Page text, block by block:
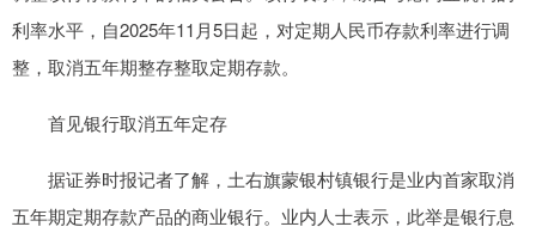
利率水平，自2025年11月5日起，对定期人民币存款利率进行调
整，取消五年期整存整取定期存款。
首见银行取消五年定存
据证券时报记者了解，土右旗蒙银村镇银行是业内首家取消
五年期定期存款产品的商业银行。业内人士表示，此举是银行息